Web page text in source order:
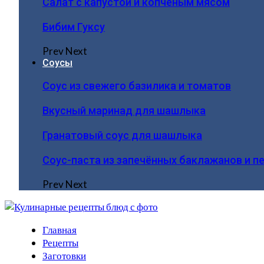
Бибим Гуксу
PrevNext
Соусы
Соус из свежего базилика и томатов
Вкусный маринад для шашлыка
Гранатовый соус для шашлыка
Соус-паста из запечённых баклажанов и
PrevNext
Главная
Рецепты
Заготовки